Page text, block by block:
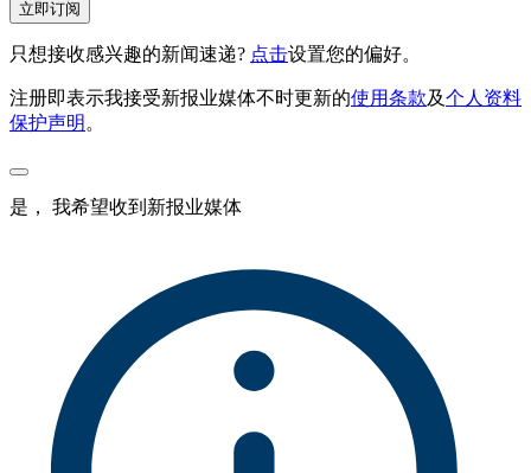
立即订阅
只想接收感兴趣的新闻速递? 点击设置您的偏好。
注册即表示我接受新报业媒体不时更新的使用条款及个人资料
保护声明 。
是， 我希望收到新报业媒体